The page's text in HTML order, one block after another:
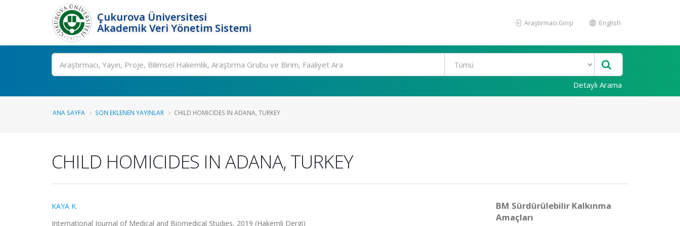
Çukurova Üniversitesi
Akademik Veri Yönetim Sistemi
Araştırmacı Girişi English
Ara
Detaylı Arama
ANA SAYFA SON EKLENEN YAYINLAR CHILD HOMICIDES IN ADANA, TURKEY
CHILD HOMICIDES IN ADANA, TURKEY
KAYA K.
International Journal of Medical and Biomedical Studies, 2019 (Hakemli Dergi)
BM Sürdürülebilir Kalkınma
Amaçları